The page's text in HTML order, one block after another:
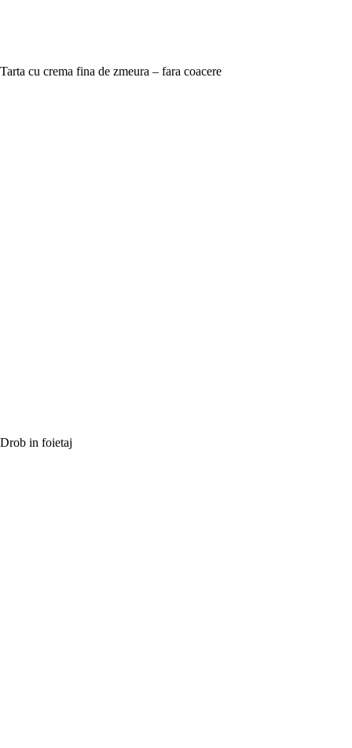
Tarta cu crema fina de zmeura – fara coacere
Drob in foietaj